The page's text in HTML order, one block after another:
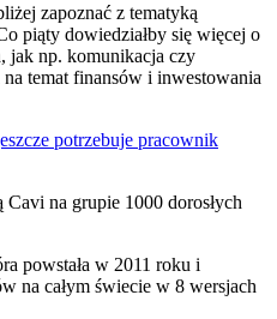
zapoznać z tematyką
piąty dowiedziałby się więcej o
jak np. komunikacja czy
na temat finansów i inwestowania
potrzebuje pracownik
na grupie 1000 dorosłych
powstała w 2011 roku i
na całym świecie w 8 wersjach